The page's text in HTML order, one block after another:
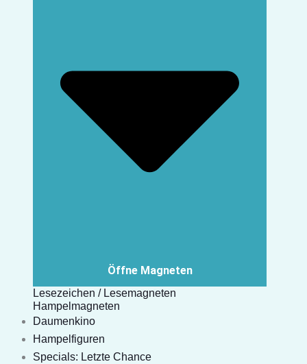
Öffne Magneten
Lesezeichen / Lesemagneten
Hampelmagneten
Daumenkino
Hampelfiguren
Specials: Letzte Chance